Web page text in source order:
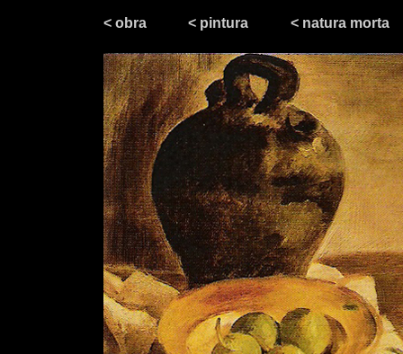
< obra < pintura < natura morta